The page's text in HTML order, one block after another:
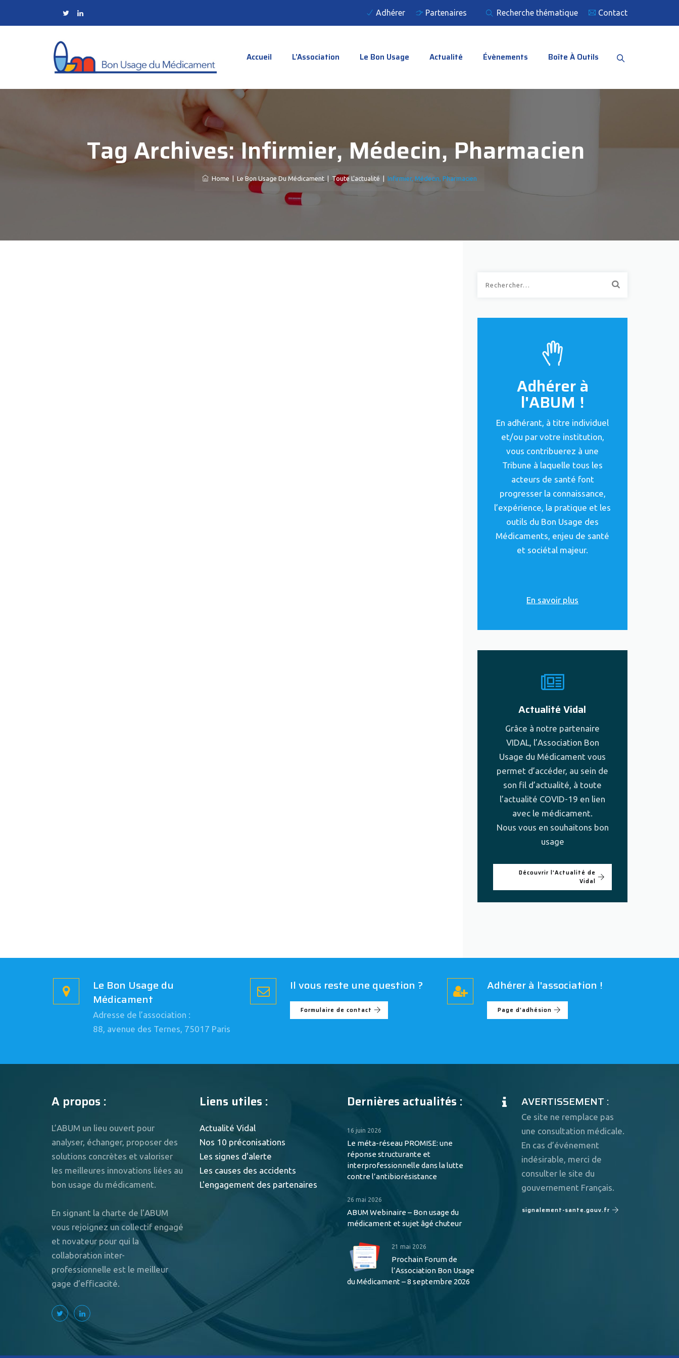
Adhérer Partenaires Recherche thématique Contact
Accueil L’Association Le Bon Usage Actualité Évènements Boîte À Outils
Tag Archives:Infirmier, Médecin, Pharmacien
Home Le Bon Usage Du Médicament Toute L’actualité Infirmier, Médecin, Pharmacien
Adhérer à
l'ABUM !
En adhérant, à titre individuel
et/ou par votre institution,
vous contribuerez à une
Tribune à laquelle tous les
acteurs de santé font
progresser la connaissance,
l’expérience, la pratique et les
outils du Bon Usage des
Médicaments, enjeu de santé
et sociétal majeur.
En savoir plus
Actualité Vidal
Grâce à notre partenaire
VIDAL, l’Association Bon
Usage du Médicament vous
permet d’accéder, au sein de
son fil d’actualité, à toute
l’actualité COVID-19 en lien
avec le médicament.
Nous vous en souhaitons bon
usage
Découvrir l'Actualité de
Vidal
Le Bon Usage du
Médicament
Adresse de l’association :
88, avenue des Ternes, 75017 Paris
Il vous reste une question ?
Formulaire de contact
Adhérer à l'association !
Page d'adhésion
A propos :
L’ABUM un lieu ouvert pour
analyser, échanger, proposer des
solutions concrètes et valoriser
les meilleures innovations liées au
bon usage du médicament.
En signant la charte de l’ABUM
vous rejoignez un collectif engagé
et novateur pour qui la
collaboration inter-
professionnelle est le meilleur
gage d’efficacité.
Liens utiles :
Actualité Vidal
Nos 10 préconisations
Les signes d'alerte
Les causes des accidents
L'engagement des partenaires
Dernières actualités :
16 juin 2026
Le méta-réseau PROMISE: une
réponse structurante et
interprofessionnelle dans la lutte
contre l’antibiorésistance
26 mai 2026
ABUM Webinaire – Bon usage du
médicament et sujet âgé chuteur
21 mai 2026
Prochain Forum de
l’Association Bon Usage
du Médicament – 8 septembre 2026
AVERTISSEMENT :
Ce site ne remplace pas
une consultation médicale.
En cas d’événement
indésirable, merci de
consulter le site du
gouvernement Français.
signalement-sante.gouv.fr